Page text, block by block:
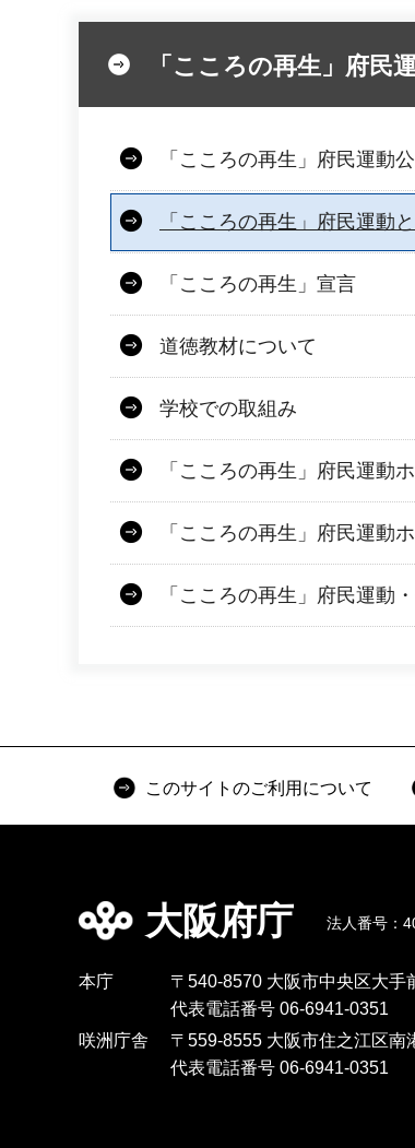
「こころの再生」府民
「こころの再生」府民運動
「こころの再生」府民運動
「こころの再生」宣言
道徳教材について
学校での取組み
「こころの再生」府民運動
「こころの再生」府民運動
「こころの再生」府民運動
このサイトのご利用について
大阪府庁 法人番号：
本庁
〒540-8570 大阪市中央区大手
代表電話番号 06-6941-0351
咲洲庁舎
〒559-8555 大阪市住之江区南
代表電話番号 06-6941-0351